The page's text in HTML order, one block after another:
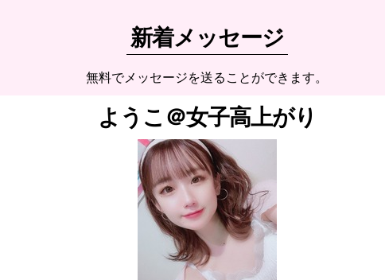
新着メッセージ
無料でメッセージを送ることができます。
ようこ＠女子高上がり